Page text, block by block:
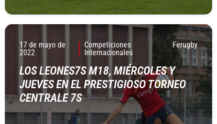
17 de mayo de
2022
Competiciones
Internacionales
Ferugby
LOS LEONES7S M18, MIÉRCOLES Y
JUEVES EN EL PRESTIGIOSO TORNEO
CENTRALE 7S